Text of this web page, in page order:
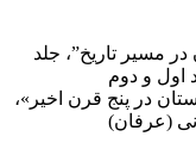
“افغانستان در مسیر تاریخ”، جلد
اول و دوم
صدیق، (۱۳۹۰)، «افغانستان در پنج قرن اخیر»،
(عرفان)